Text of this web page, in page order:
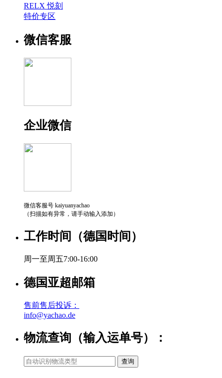
RELX 悦刻
特价专区
微信客服
企业微信
微信客服号 kaiyuanyachao
（扫描如有异常，请手动输入添加）
工作时间（德国时间）
周一至周五7:00-16:00
德国亚超邮箱
售前售后投诉：
info@yachao.de
物流查询（输入运单号）：